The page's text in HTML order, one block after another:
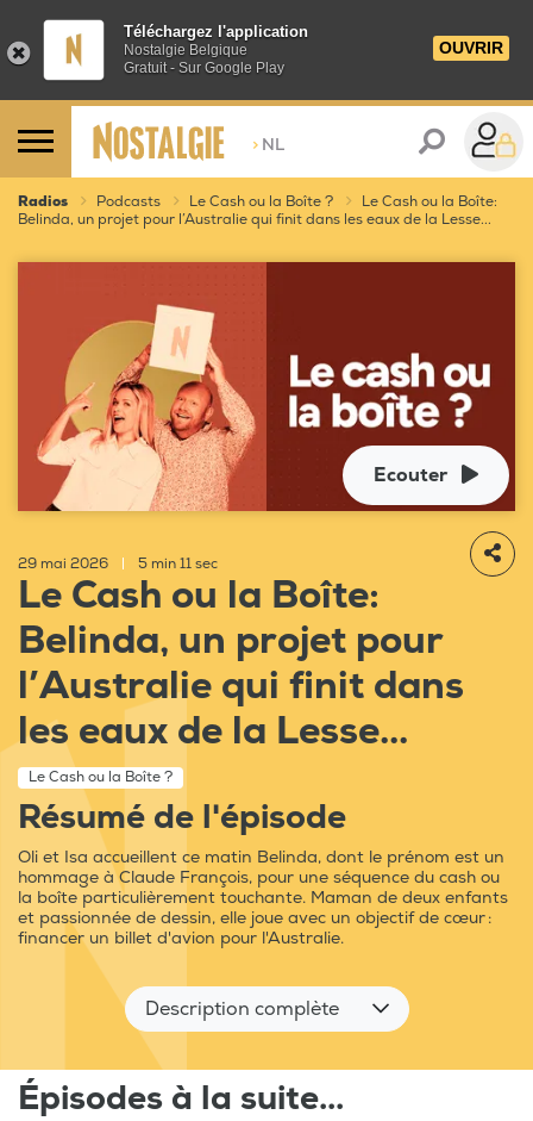
Téléchargez l'application
Nostalgie Belgique
Gratuit - Sur Google Play
OUVRIR
> NL
Radios Podcasts Le Cash ou la Boîte ?
Le Cash ou la Boîte:
Belinda, un projet pour l’Australie qui finit dans les eaux de la Lesse...
Ecouter
29 mai 2026 5 min 11 sec
Le Cash ou la Boîte:
Belinda, un projet pour
l’Australie qui finit dans
les eaux de la Lesse...
Le Cash ou la Boîte ?
Résumé de l'épisode
Oli et Isa accueillent ce matin Belinda, dont le prénom est un
hommage à Claude François, pour une séquence du cash ou
la boîte particulièrement touchante. Maman de deux enfants
et passionnée de dessin, elle joue avec un objectif de cœur :
financer un billet d'avion pour l'Australie.
Description complète
Épisodes à la suite...